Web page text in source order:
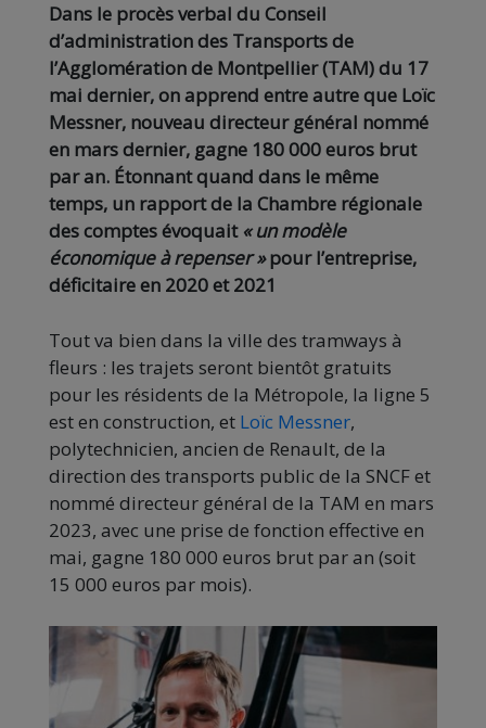
Dans le procès verbal du Conseil
d’administration des Transports de
l’Agglomération de Montpellier (TAM) du 17
mai dernier, on apprend entre autre que Loïc
Messner, nouveau directeur général nommé
en mars dernier, gagne 180 000 euros brut
par an. Étonnant quand dans le même
temps, un rapport de la Chambre régionale
des comptes évoquait « un modèle
économique à repenser »pour l’entreprise,
déficitaire en 2020 et 2021
Tout va bien dans la ville des tramways à
fleurs : les trajets seront bientôt gratuits
pour les résidents de la Métropole, la ligne 5
est en construction, et Loïc Messner,
polytechnicien, ancien de Renault, de la
direction des transports public de la SNCF et
nommé directeur général de la TAM en mars
2023, avec une prise de fonction effective en
mai, gagne 180 000 euros brut par an (soit
15 000 euros par mois).